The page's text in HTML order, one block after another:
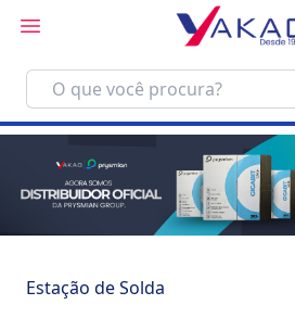
Estação de Solda